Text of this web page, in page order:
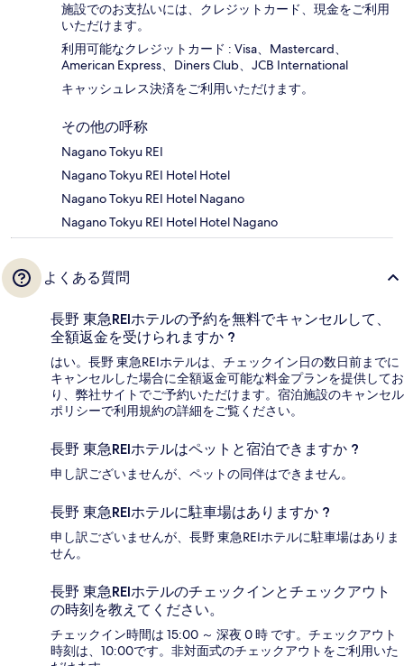
施設でのお支払いには、クレジットカード、現金をご利用
いただけます。
利用可能なクレジットカード : Visa、Mastercard、
American Express、Diners Club、JCB International
キャッシュレス決済をご利用いただけます。
その他の呼称
Nagano Tokyu REI
Nagano Tokyu REI Hotel Hotel
Nagano Tokyu REI Hotel Nagano
Nagano Tokyu REI Hotel Hotel Nagano
よくある質問
長野 東急REIホテルの予約を無料でキャンセルして、
全額返金を受けられますか ?
はい。長野 東急REIホテルは、チェックイン日の数日前までに
キャンセルした場合に全額返金可能な料金プランを提供してお
り、弊社サイトでご予約いただけます。宿泊施設のキャンセル
ポリシーで利用規約の詳細をご覧ください。
長野 東急REIホテルはペットと宿泊できますか ?
申し訳ございませんが、ペットの同伴はできません。
長野 東急REIホテルに駐車場はありますか ?
申し訳ございませんが、長野 東急REIホテルに駐車場はありま
せん。
長野 東急REIホテルのチェックインとチェックアウト
の時刻を教えてください。
チェックイン時間は 15:00 ～ 深夜 0 時 です。チェックアウト
時刻は、10:00です。非対面式のチェックアウトをご利用いた